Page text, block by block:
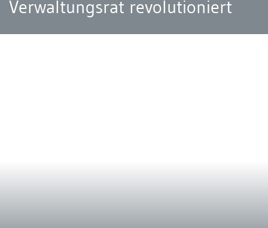
Verwaltungsrat revolutioniert